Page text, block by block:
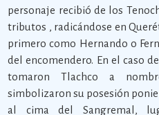
personaje recibió de los
tributos , radicándose en
primero como Hernando o
del encomendero. En el caso
tomaron Tlachco a
simbolizaron su posesión
al cima del Sangremal,